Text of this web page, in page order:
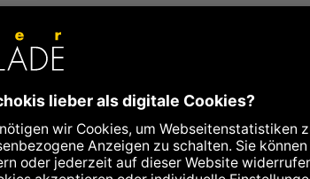
523
2175 kJ